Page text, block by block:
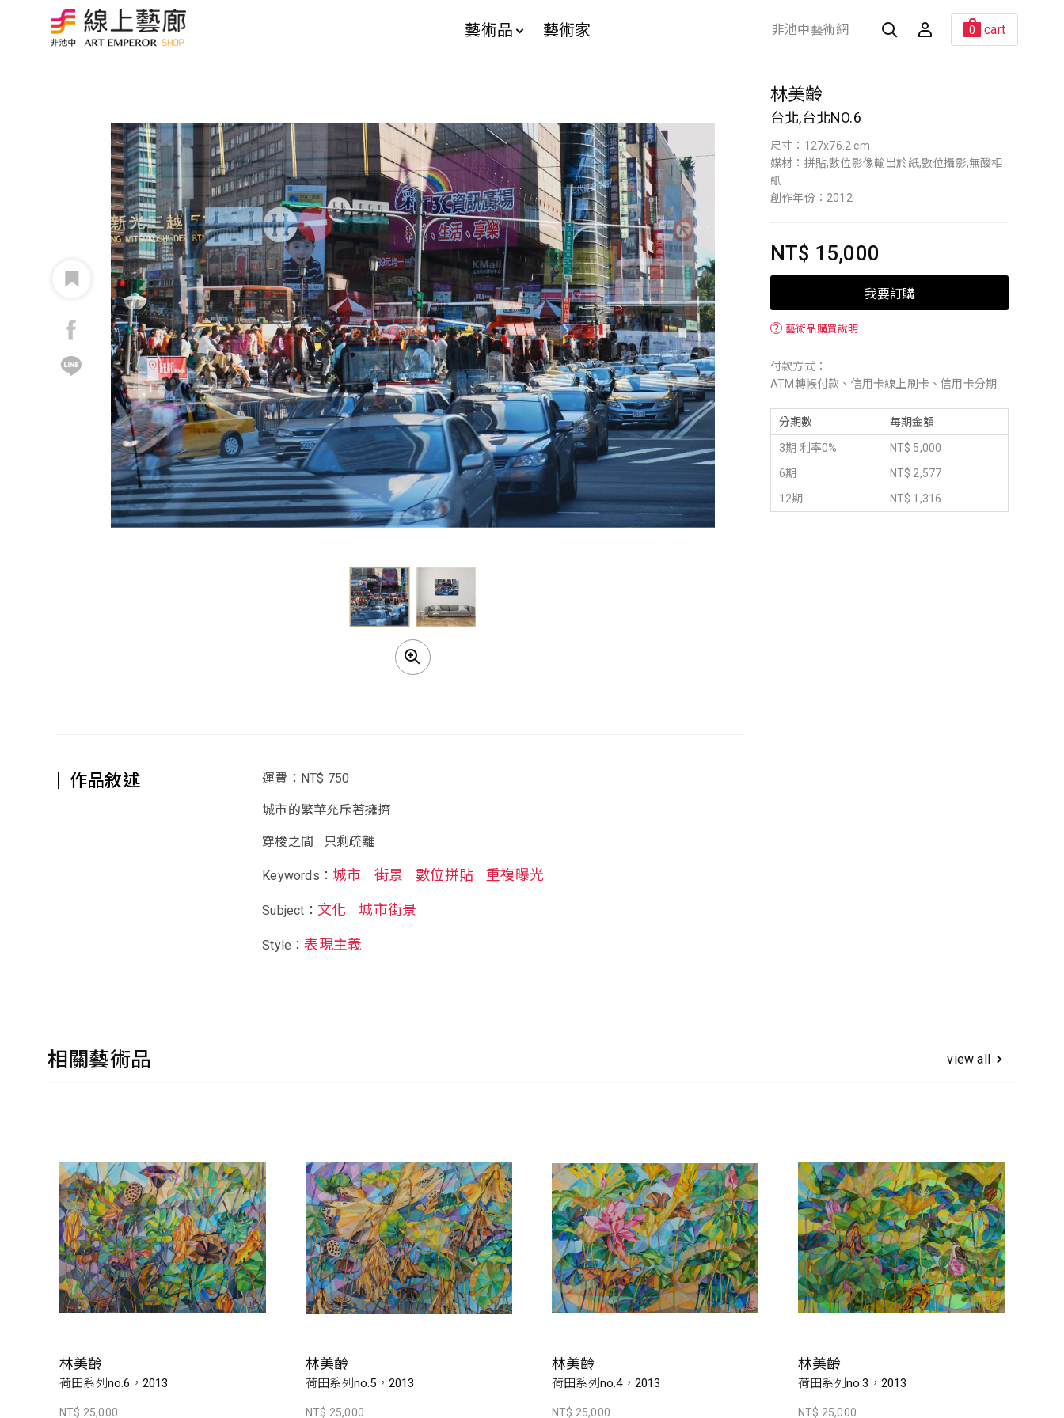
藝術品 藝術家 非池中藝術網 0 cart
林美齡
台北,台北NO.6
尺寸：127x76.2 cm
媒材：拼貼,數位影像輸出於紙,數位攝影,無酸相
紙
創作年份：2012
NT$ 15,000
我要訂購
？ 藝術品購買說明
付款方式：
ATM轉帳付款、信用卡線上刷卡、信用卡分期
分期數 每期金額
3期 利率0%
NT$ 5,000
6期
NT$ 2,577
12期
NT$ 1,316
作品敘述 運費：NT$ 750
城市的繁華充斥著擁擠
穿梭之間 只剩疏離
Keywords： 城市 街景 數位拼貼 重複曝光
Subject： 文化 城市街景
Style：表現主義
相關藝術品 view all
林美齡
荷田系列no.6，2013
NT$ 25,000
林美齡
荷田系列no.5，2013
NT$ 25,000
林美齡
荷田系列no.4，2013
NT$ 25,000
林美齡
荷田系列no.3，2013
NT$ 25,000